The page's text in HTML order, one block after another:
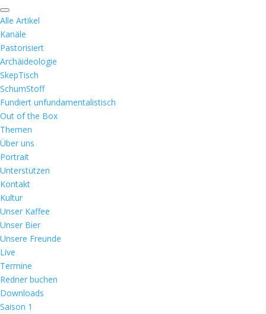
Alle Artikel
Kanäle
Pastorisiert
Archäideologie
SkepTisch
SchumStoff
Fundiert unfundamentalistisch
Out of the Box
Themen
Über uns
Portrait
Unterstützen
Kontakt
Kultur
Unser Kaffee
Unser Bier
Unsere Freunde
Live
Termine
Redner buchen
Downloads
Saison 1